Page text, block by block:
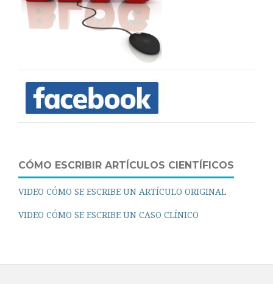
CÓMO ESCRIBIR ARTÍCULOS CIENTÍFICOS
VIDEO CÓMO SE ESCRIBE UN ARTÍCULO ORIGINAL
VIDEO CÓMO SE ESCRIBE UN CASO CLÍNICO